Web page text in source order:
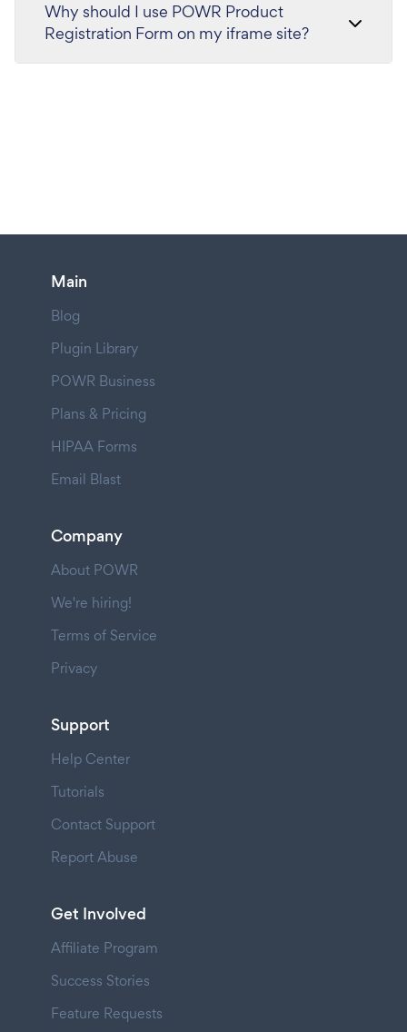
Why should I use POWR Product
Registration Form on my iframe site?
Main
Blog
Plugin Library
POWR Business
Plans & Pricing
HIPAA Forms
Email Blast
Company
About POWR
We're hiring!
Terms of Service
Privacy
Support
Help Center
Tutorials
Contact Support
Report Abuse
Get Involved
Affiliate Program
Success Stories
Feature Requests